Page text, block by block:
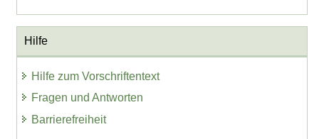
Hilfe
Hilfe zum Vorschriftentext
Fragen und Antworten
Barrierefreiheit